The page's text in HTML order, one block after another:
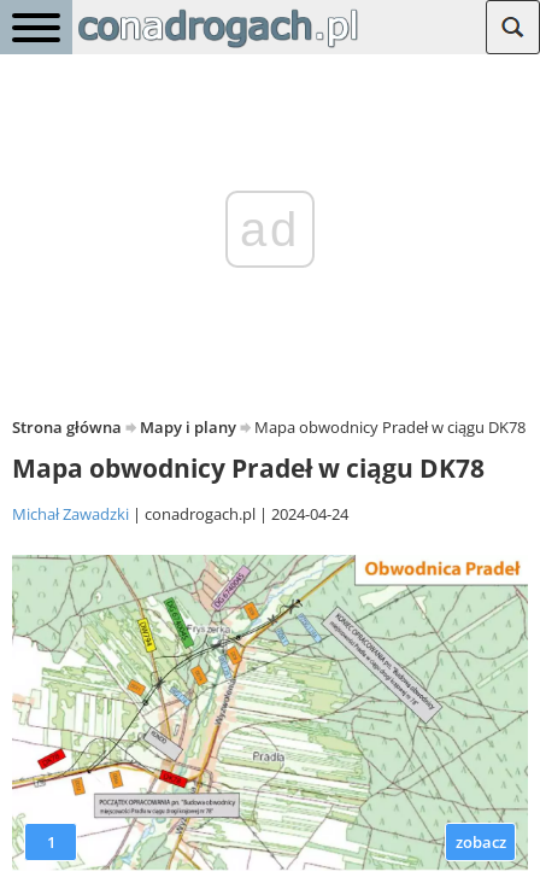
ad
Strona główna Mapy i plany Mapa obwodnicy Pradeł w ciągu DK78
Mapa obwodnicy Pradeł w ciągu DK78
Michał Zawadzki conadrogach.pl 2024-04-24
1 zobacz